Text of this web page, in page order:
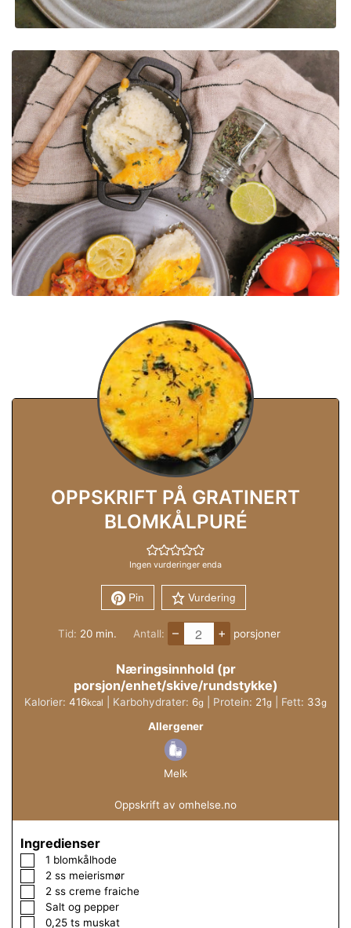
OPPSKRIFT PÅ GRATINERT
BLOMKÅLPURÉ
Ingen vurderinger enda
Pin Vurdering
Tid: 20minutter
min. Antall: – + porsjoner
Næringsinnhold (pr
porsjon/enhet/skive/rundstykke)
Kalorier: 416kcal Karbohydrater: 6g Protein: 21g Fett: 33g
Allergener
Melk
Oppskrift av omhelse.no
Ingredienser
▢
1 blomkålhode
▢2 ss meierismør
▢2 ss creme fraiche
▢Salt og pepper
▢
0,25 ts muskat